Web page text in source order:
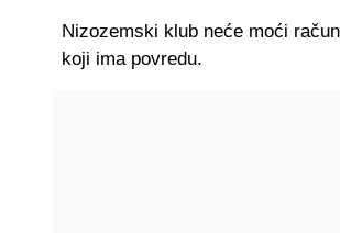
Nizozemski klub neće moći
koji ima povredu.